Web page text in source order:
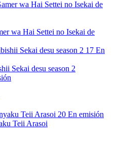
wa Hai Settei no Isekai de
17 En
Sekai desu season 2
20 En emisión
Teii Arasoi